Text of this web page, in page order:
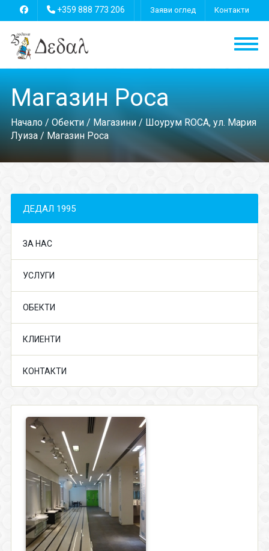
+359 888 773 206 Заяви оглед Контакти
Магазин Роса
Начало/ Обекти/ Магазини/ Шоурум ROCA, ул. Мария
Луиза/ Магазин Роса
ДЕДАЛ 1995
ЗА НАС
УСЛУГИ
ОБЕКТИ
КЛИЕНТИ
КОНТАКТИ